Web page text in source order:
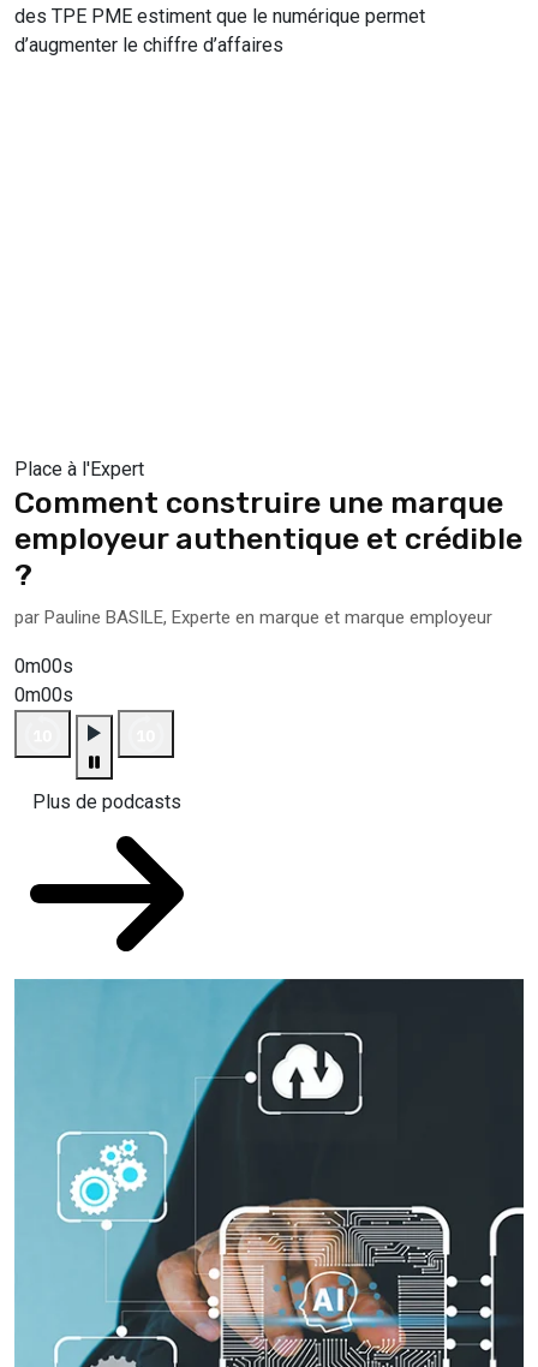
des TPE PME estiment que le numérique permet
d’augmenter le chiffre d’affaires
Place à l'Expert
Comment construire une marque
employeur authentique et crédible
?
par Pauline BASILE, Experte en marque et marque employeur
0m00s
0m00s
Plus de podcasts